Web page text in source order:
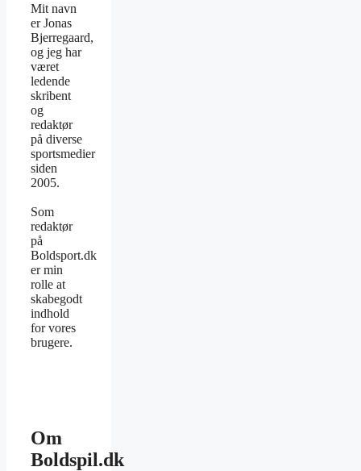
Mit navn
er Jonas
Bjerregaard,
og jeg har
været
ledende
skribent
og
redaktør
på diverse
sportsmedier
siden
2005.
Som
redaktør
på
Boldsport.dk
er min
rolle at
skabegodt
indhold
for vores
brugere.
Om
Boldspil.dk